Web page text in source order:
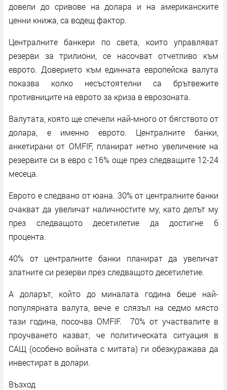
довели до сривове на долара и на американските
ценни книжа, са водещ фактор.
Централните банкери по света, които управляват
резерви за трилиони, се насочват отчетливо към
еврото. Доверието към единната европейска валута
показва колко несъстоятелни са брътвежите
противниците на еврото за криза в еврозоната.
Валутата, която ще спечели най-много от бягството от
долара, е именно еврото. Централните банки,
анкетирани от OMFIF, планират нетно увеличение на
резервите си в евро с 16% още през следващите 12-24
месеца.
Еврото е следвано от юана. 30% от централните банки
очакват да увеличат наличностите му, като делът му
през следващото десетилетие да достигне 6
процента.
40% от централните банки планират да увеличат
златните си резерви през следващото десетилетие.
А доларът, който до миналата година беше най-
популярната валута, вече е слязъл на седмо място
тази година, посочва OMFIF. 70% от участвалите в
проучването казват, че политическата ситуация в
САЩ (особено войната с митата) ги обезкуражава да
инвестират в долари.
Възход